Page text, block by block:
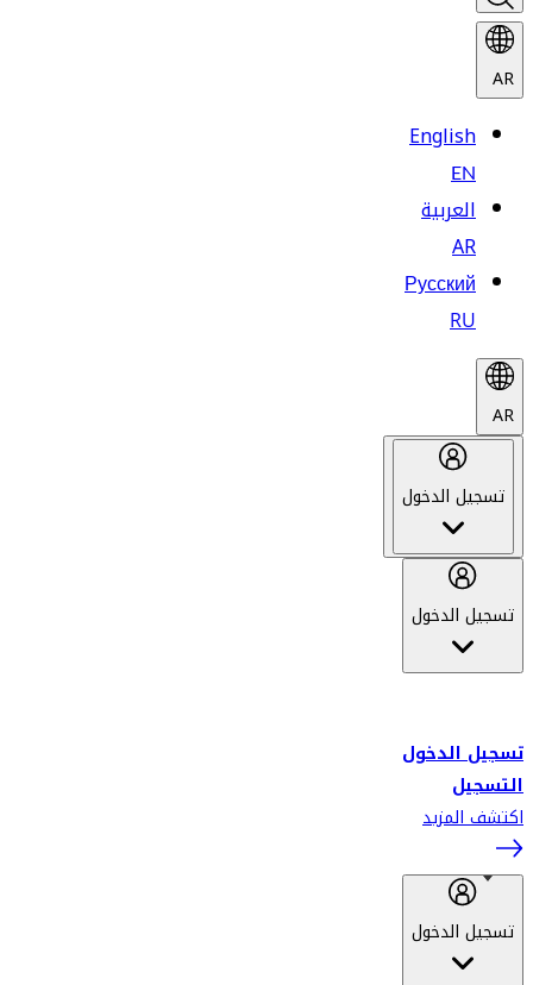
AR
English
EN
العربية
AR
Русский
RU
AR
تسجيل الدخول
تسجيل الدخول
تسجيل الدخول
التسجيل
اكتشف المزيد
تسجيل الدخول